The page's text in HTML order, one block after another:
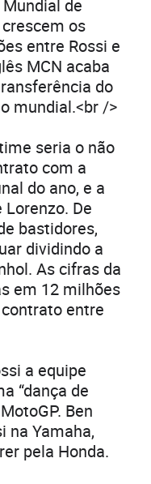
de
os
entre Rossi e
MCN acaba
do
mundial.<br />
seria o não
com a
do ano, e a
De
bastidores,
dividindo a
As cifras da
em 12 milhões
entre
a equipe
“dança de
Ben
na Yamaha,
pela Honda.